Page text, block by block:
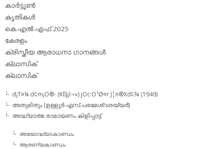
കാര്‍ട്ടൂണ്‍
കൃതികള്‍
കെ.എല്‍.എഫ് 2025
കേരളം
ക്രിസ്തീയ ആരാധനാ ഗാനങ്ങള്‍
ക്ലാസിക്‌
ക്ലാസിക്
d¡T¤¼ d¢m¡O®- (KßJ¡l¬«) jOc:O¹Ø¤r J¦n®Xd¢¾ (1949)
അതുമിതും (ഉള്ളൂര്‍ എസ്.പരമേശ്വരയ്യര്‍)
അദ്ധ്യാത്മ രാമായണം കിളിപ്പാട്ട്‌
അയോദ്ധ്യാകാണ്ഡം
ആരണ്യകാണ്ഡം